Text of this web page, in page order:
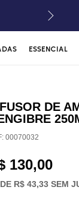
ESSENCIAL
DE
00070032
130,00
R$ 43,33SEM